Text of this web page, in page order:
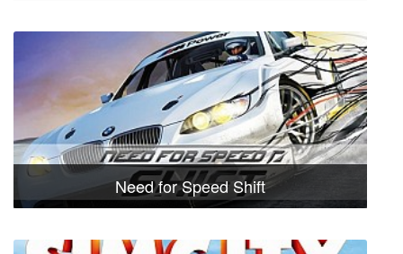
Need for Speed Shift